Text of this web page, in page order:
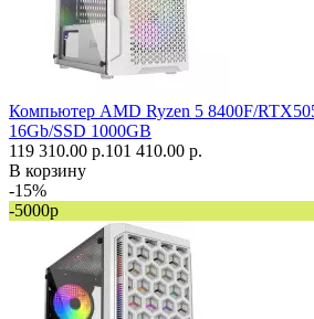
Компьютер AMD Ryzen 5 8400F/
16Gb/SSD 1000GB
119 310.00 р.101 410.00 р.
В корзину
-15%
-5000р